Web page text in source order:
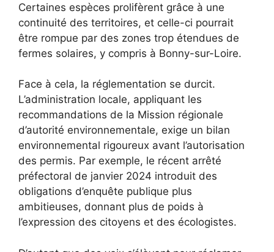
Certaines espèces prolifèrent grâce à une
continuité des territoires, et celle-ci pourrait
être rompue par des zones trop étendues de
fermes solaires, y compris à Bonny-sur-Loire.
Face à cela, la réglementation se durcit.
L’administration locale, appliquant les
recommandations de la Mission régionale
d’autorité environnementale, exige un bilan
environnemental rigoureux avant l’autorisation
des permis. Par exemple, le récent arrêté
préfectoral de janvier 2024 introduit des
obligations d’enquête publique plus
ambitieuses, donnant plus de poids à
l’expression des citoyens et des écologistes.